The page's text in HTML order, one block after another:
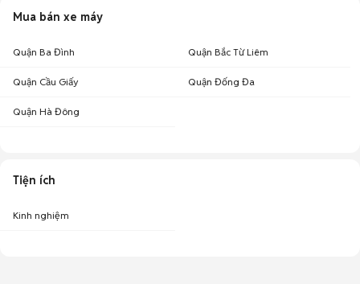
Mua bán xe máy
Quận Ba Đình Quận Bắc Từ Liêm
Quận Cầu Giấy Quận Đống Đa
Quận Hà Đông
Tiện ích
Kinh nghiệm